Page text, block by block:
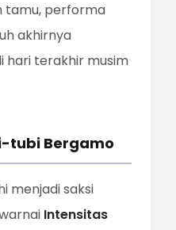
tamu, performa
akhirnya
hari terakhir musim
tubi Bergamo
menjadi saksi
Intensitas